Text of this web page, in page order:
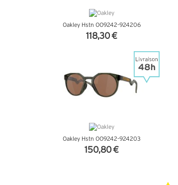
Oakley Hstn OO9242-924206
118,30 €
Oakley Hstn OO9242-924203
150,80 €